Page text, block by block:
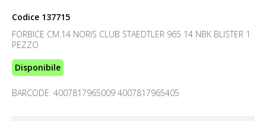
Codice 137715
FORBICE CM.14 NORIS CLUB STAEDTLER 965 14 NBK BLISTER 1
PEZZO
Disponibile
BARCODE: 4007817965009 4007817965405